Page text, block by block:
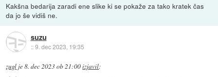
Kakšna bedarija zaradi ene slike ki se pokaže za tako kratek čas
da jo še vidiš ne.
suzu
::9. dec 2023, 19:35
zugl je8. dec 2023 ob 21:00izjavil: